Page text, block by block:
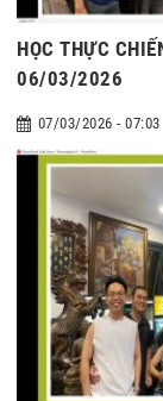
HỌC THỰC
06/03/2026
07/03/2026 - 07:03